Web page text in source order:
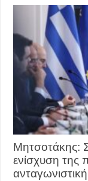
Μητσοτάκης:
ενίσχυση της